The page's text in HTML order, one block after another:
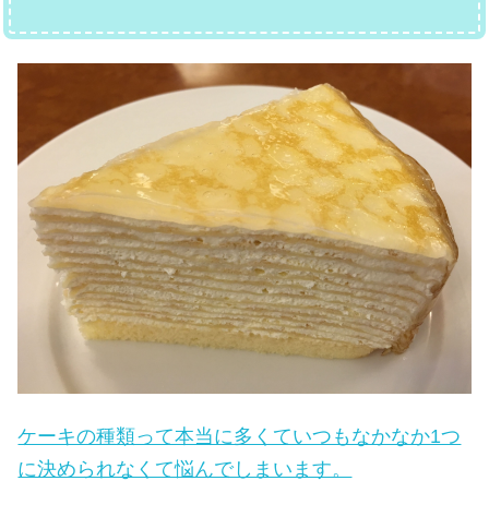
ケーキの種類って本当に多くていつもなかなか1つ
に決められなくて悩んでしまいます。